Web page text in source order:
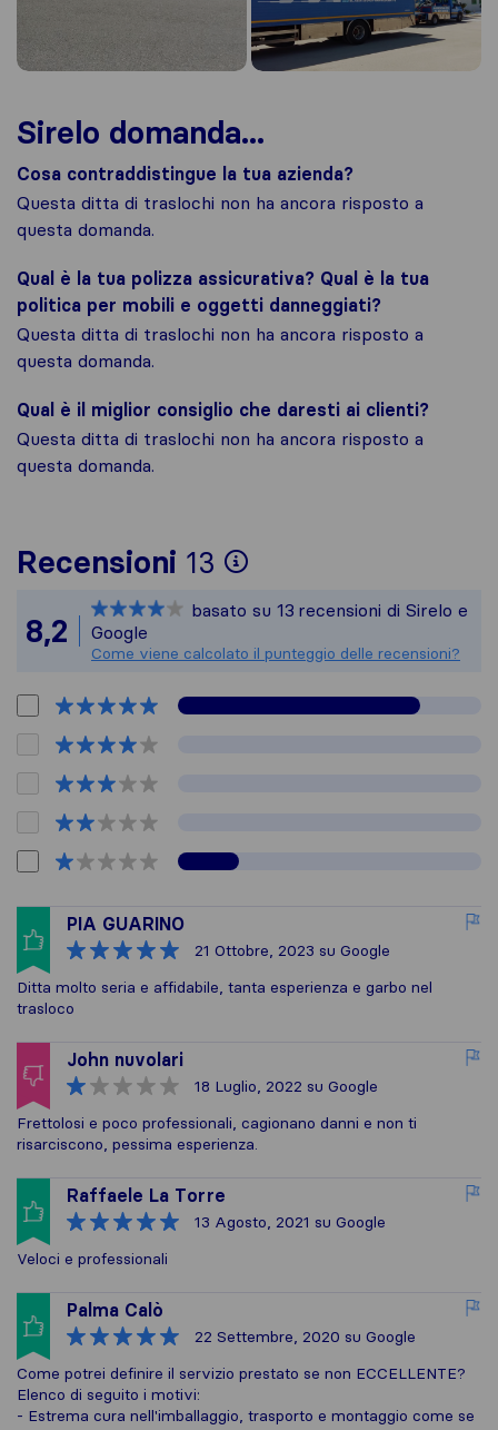
Sirelo domanda...
Cosa contraddistingue la tua azienda?
Questa ditta di traslochi non ha ancora risposto a
questa domanda.
Qual è la tua polizza assicurativa? Qual è la tua
politica per mobili e oggetti danneggiati?
Questa ditta di traslochi non ha ancora risposto a
questa domanda.
Qual è il miglior consiglio che daresti ai clienti?
Questa ditta di traslochi non ha ancora risposto a
questa domanda.
Recensioni 13
Per avere un
Tutte le
8,2
basato su 13 recensioni di Sirelo e
Google
Come viene calcolato il punteggio delle recensioni?
PIA GUARINO
21 Ottobre, 2023 su Google
Ditta molto seria e affidabile, tanta esperienza e garbo nel
trasloco
John nuvolari
18 Luglio, 2022 su Google
Frettolosi e poco professionali, cagionano danni e non ti
risarciscono, pessima esperienza.
Raffaele La Torre
13 Agosto, 2021 su Google
Veloci e professionali
Palma Calò
22 Settembre, 2020 su Google
Come potrei definire il servizio prestato se non ECCELLENTE?
Elenco di seguito i motivi:
- Estrema cura nell'imballaggio, trasporto e montaggio come se